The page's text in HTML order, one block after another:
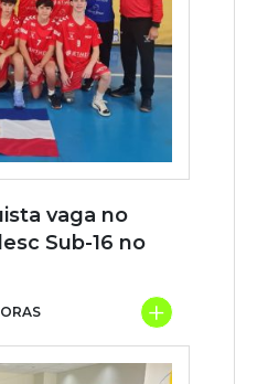
vaga no
Sub-16 no
+